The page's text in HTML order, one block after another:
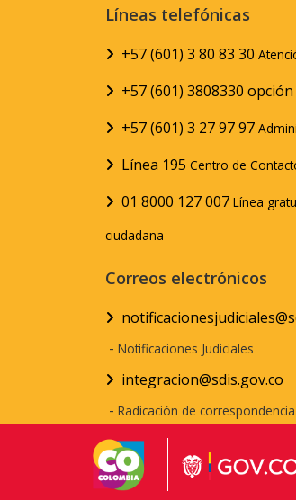
Líneas telefónicas
+57 (601) 3 80 83 30
+57 (601) 3808330 opción
+57 (601) 3 27 97 97
Línea 195 Centro de
01 8000 127 007 Línea
ciudadana
Correos electrónicos
- Notificaciones Judiciales
integracion@sdis.gov.co
- Radicación de correspondencia